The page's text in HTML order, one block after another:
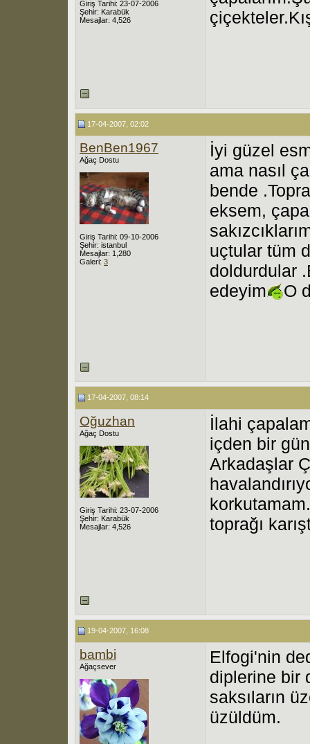
Giriş Tarihi: 23-07-2006
Şehir: Karabük
Mesajlar: 4,526
17-04-2007, 02:02
BenBen1967
Ağaç Dostu
Giriş Tarihi: 09-10-2006
Şehir: istanbul
Mesajlar: 1,280
Galeri: 3
İyi güzel
ama nasıl
bende
eksem,
uçtular tüm
doldurdular
edeyim
O
17-04-2007, 08:14
Oğuzhan
Ağaç Dostu
Giriş Tarihi: 23-07-2006
Şehir: Karabük
Mesajlar: 4,526
İlahi
içden bir
Arkadaşlar
toprağı
19-04-2007, 16:08
bambi
Ağaçsever
Elfogi'nin
diplerine bir
saksıların
üzüldüm.